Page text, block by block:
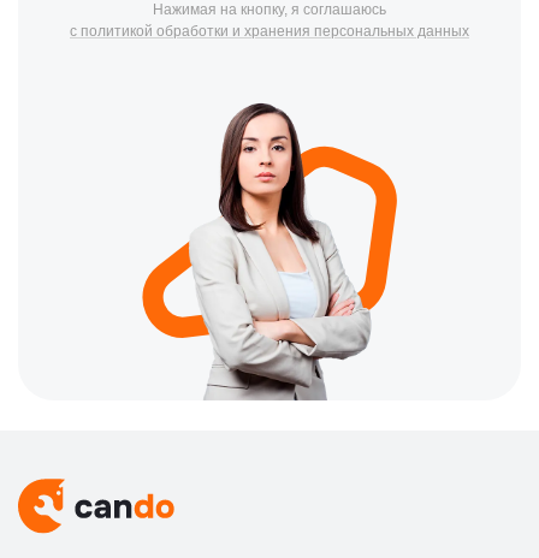
Нажимая на кнопку, я соглашаюсь
с политикой обработки и хранения персональных данных